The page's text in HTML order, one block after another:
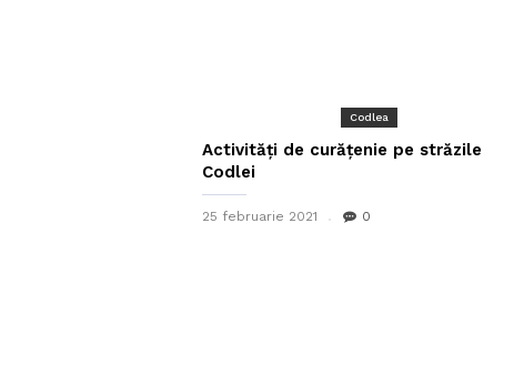
Codlea
Activități de curățenie pe străzile
Codlei
25 februarie 2021 0